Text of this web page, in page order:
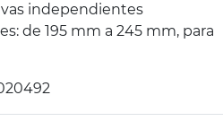
independientes
de 195 mm a 245 mm, para